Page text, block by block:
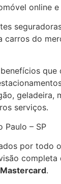
online
do
que
geladeira,
serviços.
Paulo – SP
por todo
.